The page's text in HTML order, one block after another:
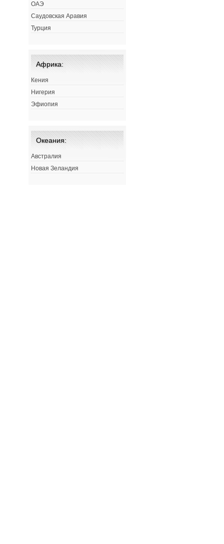
ОАЭ
Саудовская Аравия
Турция
Африка:
Кения
Нигерия
Эфиопия
Океания:
Австралия
Новая Зеландия